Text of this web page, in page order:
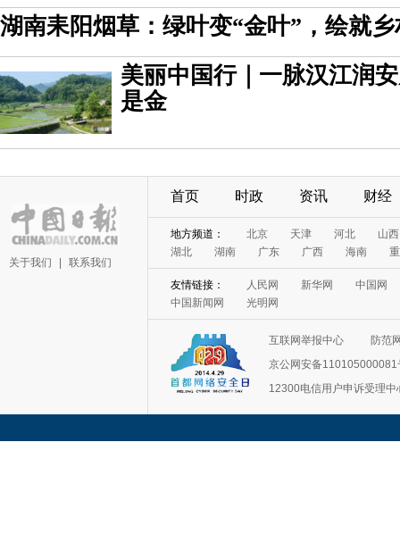
湖南耒阳烟草：绿叶变“金叶”，绘就
美丽中国行｜一脉汉江润
是金
关于我们 联系我们
首页 时政 资讯 财经
地方频道： 北京 天津 河北
山西
湖北
湖南 广东 广西 海南
友情链接： 人民网 新华网
中国网
中国新闻网
光明网
互联网举报中心
防范
京公网安备110105000081
12300电信用户申诉受理中